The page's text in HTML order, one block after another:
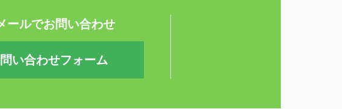
ールでお問い合わせ
い合わせフォーム